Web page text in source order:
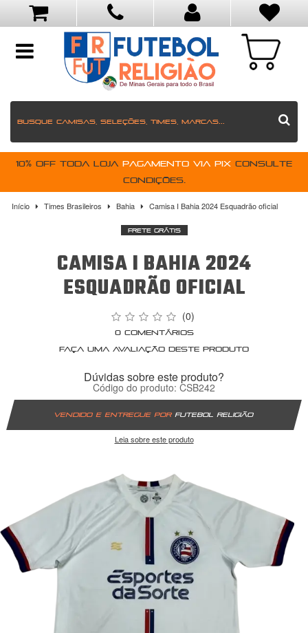
toggle
10% OFF toda loja pagamento via PIX Consulte
condições.
Início Times Brasileiros Bahia Camisa I Bahia 2024 Esquadrão oficial
Frete Grátis
CAMISA I BAHIA 2024
ESQUADRÃO OFICIAL
(0)
0 comentários
Faça uma avaliação deste produto
Dúvidas sobre este produto?
Código do produto: CSB242
Vendido e entregue porFutebol Religião
Leia sobre este produto